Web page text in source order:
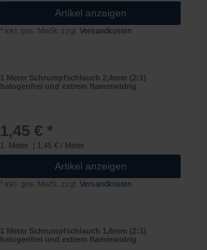
Artikel anzeigen
* inkl. ges. MwSt. zzgl.Versandkosten
1 Meter Schrumpfschlauch 2,4mm (2:1)
halogenfrei und extrem flammwidrig
1,45 € *
1 Meter | 1,45 € / Meter
Artikel anzeigen
* inkl. ges. MwSt. zzgl.Versandkosten
1 Meter Schrumpfschlauch 1,6mm (2:1)
halogenfrei und extrem flammwidrig